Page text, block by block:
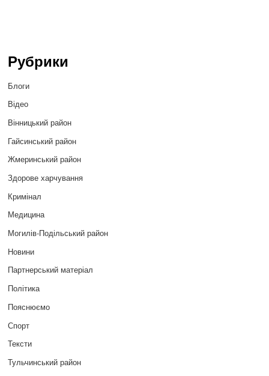
Рубрики
Блоги
Відео
Вінницький район
Гайсинський район
Жмеринський район
Здорове харчування
Кримінал
Медицина
Могилів-Подільський район
Новини
Партнерський матеріал
Політика
Пояснюємо
Спорт
Тексти
Тульчинський район